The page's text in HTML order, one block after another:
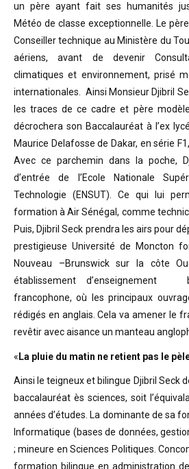
un père ayant fait ses humanités
Météo de classe exceptionnelle. Le
Conseiller technique au Ministère du
aériens, avant de devenir
climatiques et environnement, prisé
internationales. Ainsi Monsieur Djibril
les traces de ce cadre et père
décrochera son Baccalauréat à l’ex
Maurice Delafosse de Dakar, en série
Avec ce parchemin dans la poche,
d’entrée de l’Ecole Nationale
Technologie (ENSUT). Ce qui lui
formation à Air Sénégal, comme
Puis, Djibril Seck prendra les airs pour
prestigieuse Université de Moncton
Nouveau –Brunswick sur la côte
établissement d’enseignement
francophone, où les principaux
rédigés en anglais. Cela va amener le
revêtir avec aisance un manteau
«La pluie du matin ne retient pas le
Ainsi le teigneux et bilingue Djibril Seck
baccalauréat ès sciences, soit
années d’études. La dominante de sa
Informatique (bases de données,
; mineure en Sciences Politiques.
formation bilingue en administration